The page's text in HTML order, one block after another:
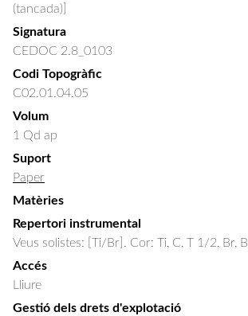
(tancada)]
Signatura
CEDOC 2.8_0103
Codi Topogràfic
C02.01.04.05
Volum
1 Qd ap
Suport
Paper
Matèries
Repertori instrumental
Veus solistes: [Ti/Br]. Cor: Ti, C, T 1/2, Br, B.
Accés
Lliure
Gestió dels drets d'explotació